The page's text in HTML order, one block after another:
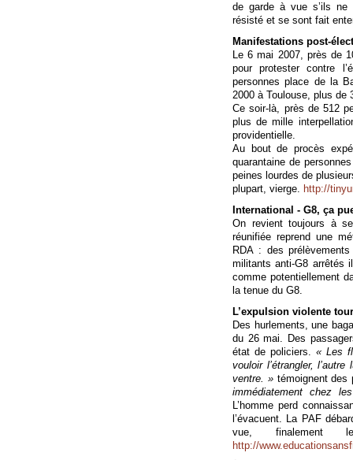
de garde à vue s’ils
résisté et se sont fait
Manifestations post-
Le 6 mai 2007, près de
pour protester contre
personnes place de la
2000 à Toulouse, plus de
Ce soir-là, près de 512
plus de mille
providentielle.
Au bout de procès
quarantaine de
peines lourdes de
plupart, vierge. http://
International - G8, ça
On revient toujours à
réunifiée reprend une
RDA : des
militants anti-G8 arrêtés
comme potentiellement
la tenue du G8.
L’expulsion violente
Des hurlements, une
du 26 mai. Des
état de policiers. « Les
vouloir l’étrangler,
ventre. »témoignent des
immédiatement chez
L’homme perd
l’évacuent. La PAF
vue,
http://